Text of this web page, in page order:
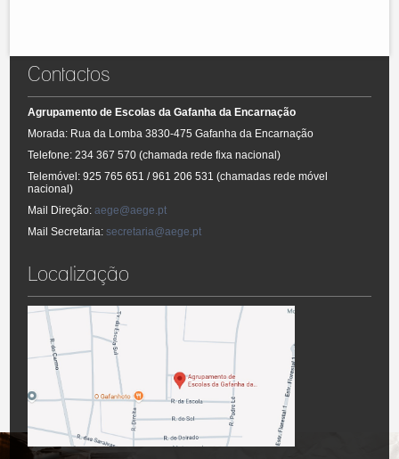
- Regulamento Interno
Contactos
Agrupamento de Escolas da Gafanha da Encarnação
Morada: Rua da Lomba 3830-475 Gafanha da Encarnação
Telefone: 234 367 570 (chamada rede fixa nacional)
Telemóvel: 925 765 651 / 961 206 531 (chamadas rede móvel
nacional)
Mail Direção:aege@aege.pt
Mail Secretaria:secretaria@aege.pt
Localização